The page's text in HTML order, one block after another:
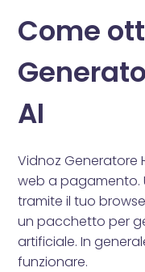
Come
AI
Vidnoz Generatore
web a pagamento.
tramite il tuo
un pacchetto per
artificiale. In
funzionare.